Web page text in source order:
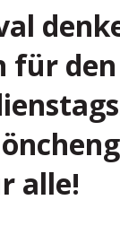
für den
alle!